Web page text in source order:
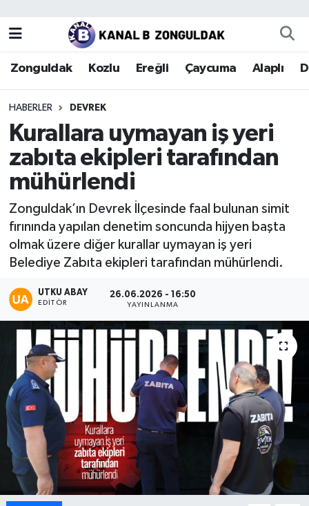
Zonguldak Kozlu Ereğli Çaycuma Alaplı
HABERLER DEVREK
Kurallara uymayan iş yeri
zabıta ekipleri tarafından
mühürlendi
Zonguldak’ın Devrek İlçesinde faal bulunan simit
fırınında yapılan denetim soncunda hijyen başta
olmak üzere diğer kurallar uymayan iş yeri
Belediye Zabıta ekipleri tarafından mühürlendi.
UTKU ABAY
EDITÖR
26.06.2026 - 16:50
YAYINLANMA
Zonguldak
Kozlu
Ereğli
Çaycuma
Alaplı
Devrek
Gökçebey
Bartın
Karabük
Spor
Ulusal
Zonguldak Nöbetçi Eczaneler
Zonguldak Hava Durumu
Zonguldak Trafik Yoğunluk Haritası
Puan Durumu ve Fikstür
Tüm Manşetler
Son Dakika Haberleri
Haber Arşivi